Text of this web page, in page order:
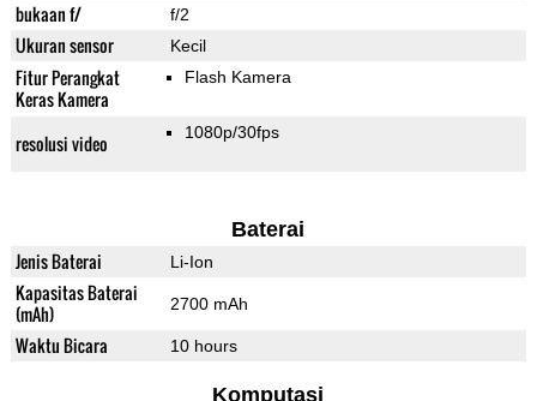
bukaan f/ f/2
Ukuran sensor Kecil
Fitur Perangkat
Keras Kamera
Flash Kamera
resolusi video 1080p/30fps
Baterai
Jenis Baterai Li-Ion
Kapasitas Baterai
(mAh)
2700 mAh
Waktu Bicara 10 hours
Komputasi